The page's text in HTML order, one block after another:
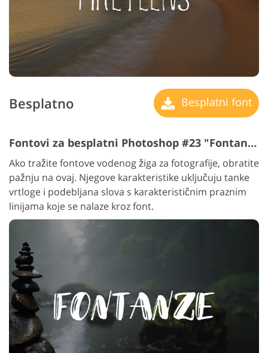
Besplatno Besplatni font
Fontovi za besplatni Photoshop #23 "Fontanze"
Ako tražite fontove vodenog žiga za fotografije, obratite
pažnju na ovaj. Njegove karakteristike uključuju tanke
vrtloge i podebljana slova s karakterističnim praznim
linijama koje se nalaze kroz font.